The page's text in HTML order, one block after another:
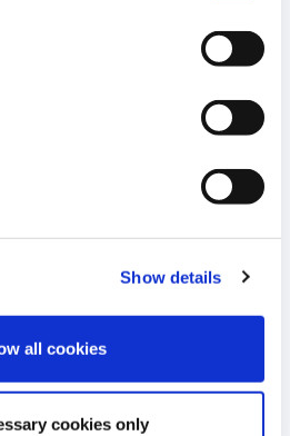
Show details
all cookies
cookies only
son programme de thérapie
non-virale et sur des TALE
Editors lors du congrès
COMMUNIQUÉ
publie ses résultats
du deuxième trimestre 2025